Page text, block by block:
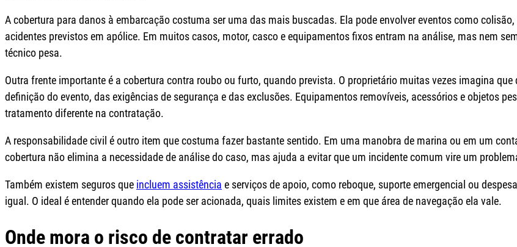
A cobertura para danos à embarcação costuma ser uma das mais buscadas. Ela pode envolver eventos como
acidentes previstos em apólice. Em muitos casos, motor, casco e equipamentos fixos entram na análise, mas nem
técnico pesa.
Outra frente importante é a cobertura contra roubo ou furto, quando prevista. O proprietário muitas vezes imagina
definição do evento, das exigências de segurança e das exclusões. Equipamentos removíveis, acessórios e objetos
tratamento diferente na contratação.
A responsabilidade civil é outro item que costuma fazer bastante sentido. Em uma manobra de marina ou em um
cobertura não elimina a necessidade de análise do caso, mas ajuda a evitar que um incidente comum vire um
Também existem seguros que incluem assistência e serviços de apoio, como reboque, suporte emergencial ou
igual. O ideal é entender quando ela pode ser acionada, quais limites existem e em que área de navegação ela vale.
Onde mora o risco de contratar errado